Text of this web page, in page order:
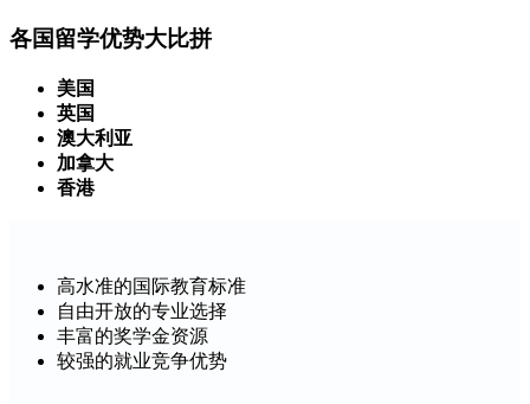
各国留学优势大比拼
美国
英国
澳大利亚
加拿大
香港
高水准的国际教育标准
自由开放的专业选择
丰富的奖学金资源
较强的就业竞争优势